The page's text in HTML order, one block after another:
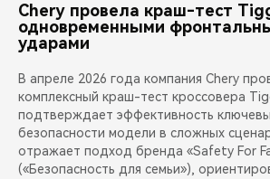
Chery провела краш-тест
одновременными
ударами
В апреле 2026 года компания Chery
комплексный краш-тест кроссовера
подтверждает эффективность
безопасности модели в сложных
отражает подход бренда «Safety For
(«Безопасность для семьи»),